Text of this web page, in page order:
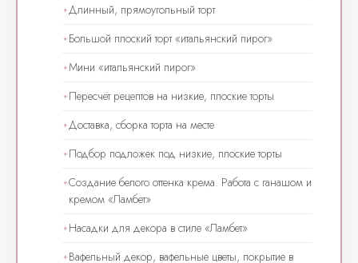
Длинный, прямоугольный торт
Большой плоский торт «итальянский пирог»
Мини «итальянский пирог»
Пересчёт рецептов на низкие, плоские торты
Доставка, сборка торта на месте
Подбор подложек под низкие, плоские торты
Создание белого оттенка крема. Работа с ганашом и
кремом «Ламбет»
Насадки для декора в стиле «Ламбет»
Вафельный декор, вафельные цветы, покрытие в